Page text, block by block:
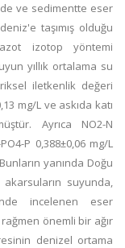
ve sedimentte eser
taşımış olduğu
izotop yöntemi
yıllık ortalama su
iletkenlik değeri
mg/L ve askıda katı
Ayrıca NO2-N
P 0,388±0,06 mg/L
yanında Doğu
suyunda,
incelenen eser
önemli bir ağır
denizel ortama